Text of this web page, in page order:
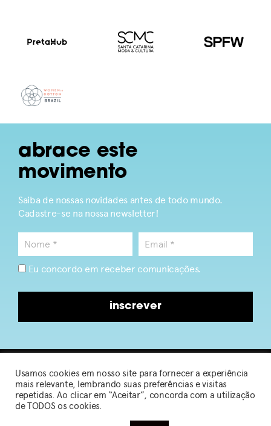
abrace este
movimento
Saiba de nossas novidades antes de todo mundo.
Cadastre-se na nossa newsletter!
Eu concordo em receber comunicações.
inscrever
2026 © Sou de Algodão
Política de Privacidade|
Usamos cookies em nosso site para fornecer a experiência
mais relevante, lembrando suas preferências e visitas
repetidas. Ao clicar em “Aceitar”, concorda com a utilização
de TODOS os cookies.